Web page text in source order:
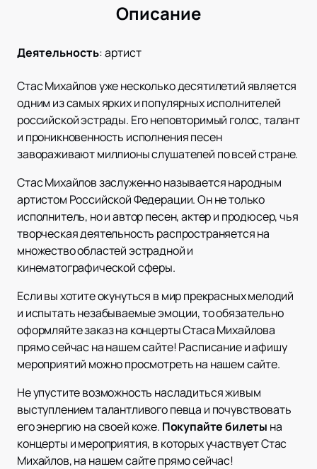
Описание
Деятельность:артист
Стас Михайлов уже несколько десятилетий является
одним из самых ярких и популярных исполнителей
российской эстрады. Его неповторимый голос, талант
и проникновенность исполнения песен
завораживают миллионы слушателей по всей стране.
Стас Михайлов заслуженно называется народным
артистом Российской Федерации. Он не только
исполнитель, но и автор песен, актер и продюсер, чья
творческая деятельность распространяется на
множество областей эстрадной и
кинематографической сферы.
Если вы хотите окунуться в мир прекрасных мелодий
и испытать незабываемые эмоции, то обязательно
оформляйте заказ на концерты Стаса Михайлова
прямо сейчас на нашем сайте! Расписание и афишу
мероприятий можно просмотреть на нашем сайте.
Не упустите возможность насладиться живым
выступлением талантливого певца и почувствовать
его энергию на своей коже. Покупайте билеты на
концерты и мероприятия, в которых участвует Стас
Михайлов, на нашем сайте прямо сейчас!